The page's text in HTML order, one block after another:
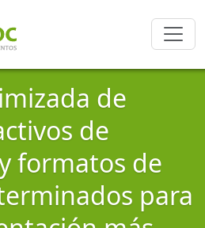
de
de
formatos de
para